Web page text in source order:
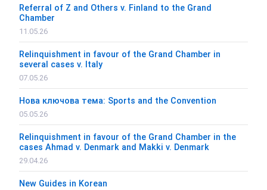
Referral of Z and Others v. Finland to the Grand
Chamber
11.05.26
Relinquishment in favour of the Grand Chamber in
several cases v. Italy
07.05.26
Нова ключова тема: Sports and the Convention
05.05.26
Relinquishment in favour of the Grand Chamber in the
cases Ahmad v. Denmark and Makki v. Denmark
29.04.26
New Guides in Korean